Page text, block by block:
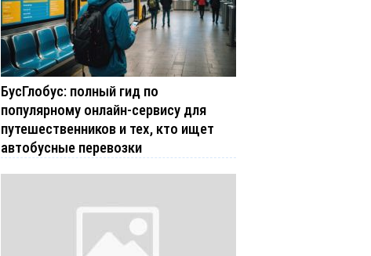
БусГлобус: полный гид по
популярному онлайн-сервису для
путешественников и тех, кто ищет
автобусные перевозки